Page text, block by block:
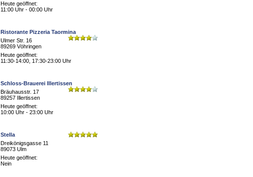
Heute geöffnet:
11:00 Uhr - 00:00 Uhr
Ristorante Pizzeria Taormina
Ulmer Str. 16
89269 Vöhringen
Heute geöffnet:
11:30-14:00, 17:30-23:00 Uhr
Schloss-Brauerei Illertissen
Bräuhausstr. 17
89257 Illertissen
Heute geöffnet:
10:00 Uhr - 23:00 Uhr
Stella
Dreikönigsgasse 11
89073 Ulm
Heute geöffnet:
Nein